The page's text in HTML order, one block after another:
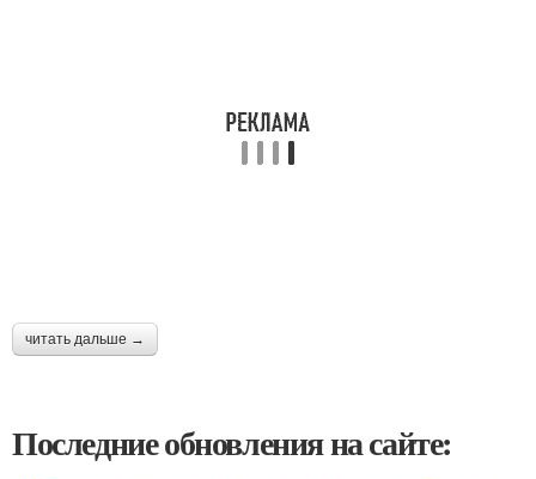
читать дальше →
Последние обновления на сайте: